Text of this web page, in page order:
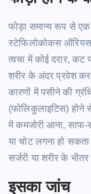
फोड़ा समान्य रूप से एक
स्टेफिलोकोकस ऑरियस
त्वचा में कोई दरार, कट
शरीर के अंदर प्रवेश
कारणों में पसीने की
(फोलिकुलाइटिस) होने
में कमजोरी आना, साफ-
या चोट लगना हो
सर्जरी या शरीर के
इसका जांच